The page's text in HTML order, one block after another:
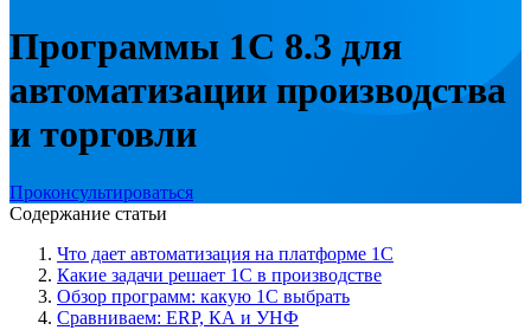
Программы 1С 8.3 для
автоматиза­ции производства
и торговли
Проконсультироваться
Содержание статьи
Что дает автоматизация на платформе 1С
Какие задачи решает 1С в производстве
Обзор программ: какую 1С выбрать
Сравниваем: ERP, КА и УНФ